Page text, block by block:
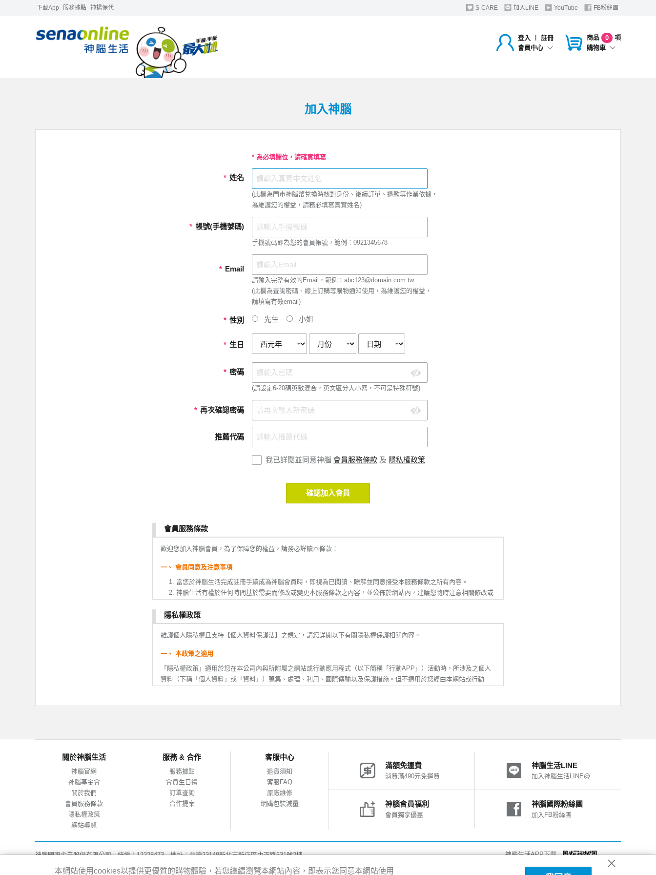
下載App 服務據點 神揚保代 S-CARE 加入LINE YouTube FB粉絲團
登入 ︱
註冊
會員中心
商品 0
項
購物車
加入神腦
* 為必填欄位，請確實填寫
* 姓名
(此欄為門市神腦幣兌換時核對身份、後續訂單、退款等作業依據，
為維護您的權益，請務必填寫真實姓名)
* 帳號(手機號碼)
手機號碼即為您的會員帳號，範例：0921345678
* Email
請輸入完整有效的Email，範例：abc123@domain.com.tw
(此欄為查詢密碼、線上訂購等購物通知使用，為維護您的權益，
請填寫有效email)
* 性別 先生 小姐
* 生日
* 密碼
(請設定6-20碼英數混合，英文區分大小寫，不可是特殊符號)
* 再次確認密碼
推薦代碼
我已詳閱並同意神腦 會員服務條款 及 隱私權政策
確認加入會員
會員服務條款
歡迎您加入神腦會員，為了保障您的權益，請務必詳讀本條款：
一、 會員同意及注意事項
當您於神腦生活完成註冊手續成為神腦會員時，即視為已閱讀、瞭解並同意接受本服務條款之所有內容。
神腦生活有權於任何時間基於需要而修改或變更本服務條款之內容，並公佈於網站內，建議您隨時注意相關修改或
您於本服務條款修改或變更後繼續使用神腦生活所提供之任一服務時，即視為您已閱讀、瞭解並同意接受該等修改
或變更。如果您不同意本服務條款內容之全部或ㄧ部份時，或者您所屬的國家或地域之法律排除本服務條款內容之
全部或ㄧ部份之適用時，您應立即停止使用神腦生活之服務。
資訊後拒絕接受行銷時，可自行登入會員功能取消，神腦生活將協助您，儘速取消該行銷訊息提供服務。
若您未滿20歲，除應符合上述規定外，並應於您的法定代理人閱讀、瞭解並同意本服務條款之所有內容及其後之修
改或變更後，方得註冊或使用神腦生活。當您使用或繼續使用神腦生活所提供之任一服務時，即推定您的法定代理
的帳號，並拒絕您使用本服務之全部或一部份。若您所提供資料有錯誤、不實或其他類似情事之一，致您、第三人
或神腦權益受損，需請您自行處理及負擔相關法律及賠償責任，概與神腦無涉。
三、 會員帳號之保管及安全
您的會員帳號僅供您個人使用，不得轉借、轉讓他人或與他人合用。
您有義務妥善保管會員帳號、密碼及其他相關資訊，每次登入連線完後，務必登出系統結束帳號使用。
若您發現或疑似會員帳號內個人資料，遭他人非法使用或有任何安全性問題發生時，請您立即以電話、電子郵件或
損，需請您自行處理及負擔相關法律及賠償責任，概與神腦無涉。
隱私權政策
維護個人隱私權且支持【個人資料保護法】之規定，請您詳閱以下有關隱私權保護相關內容。
一、 本政策之適用
「隱私權政策」適用於您在本公司內與所附屬之網站或行動應用程式（以下簡稱「行動APP」）活動時，所涉及之個人
資料（下稱「個人資料」或「資料」）蒐集、處理、利用、國際傳輸以及保護措施。但不適用於您經由本網站或行動
會員事先說明、或依照相關法律規定，否則本公司不會將資料提供給其他第三人或移作其他目的使用。
（二）當您使用本公司之客戶服務中心(「客服專線及聯絡我們」)、商品諮詢服務、網站活動及其他線上調查或線上申請
服務時，因服務之需要，本公司將會蒐集包括但不限於您的姓名、住址、電話、電子郵件信箱及其他您自願提供之資
料，您可自由選擇是否提供所需個人資料，如不提供該等資料，則本公司將無法為您提供相關服務。
（三）為提供您更完善之服務、行銷業務及統計與研究分析等目的，本公司會紀錄使用者於本網站或行動APP之IP位
址、地理位置、使用之瀏覽器、使用時間、cookie以及在網站內所瀏覽網頁等資料，並對全體使用者行為總和進行分
站、服務、產品及廣告之用，您可以經由瀏覽器的設定，取消或限制此項功能，但有可能會導致無法使用部份網站功
能；行動APP所取得的地理位置資訊，您則可以經由行動裝置(包括但不限於手機、平板)的設定功能，對我們行動APP，
設定關閉地理位置權限。但關閉地理位置權限，可能會導致地理位置相關服務不正確。
關於神腦生活
神腦官網
神腦基金會
關於我們
會員服務條款
隱私權政策
網站導覽
服務 & 合作
服務據點
會員生日禮
訂單查詢
合作提案
客服中心
退貨須知
客服FAQ
原廠維修
網購包裝減量
滿額免運費
消費滿490元免運費
神腦生活LINE
加入神腦生活LINE@
神腦會員福利
會員獨享優惠
神腦國際粉絲團
加入FB粉絲團
神腦國際企業股份有限公司 統編：12228473 地址：台灣23148新北市新店區中正路531號2樓
神腦生活APP下載
本網站使用cookies以提供更優質的購物體驗，若您繼續瀏覽本網站內容，即表示您同意本網站使用